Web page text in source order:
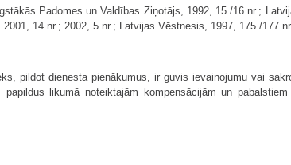
Padomes un Valdības Ziņotājs, 1992, 15./16.nr.;
14.nr.; 2002, 5.nr.; Latvijas Vēstnesis, 1997, 175./
pildot dienesta pienākumus, ir guvis ievainojumu vai
likumā noteiktajām kompensācijām un